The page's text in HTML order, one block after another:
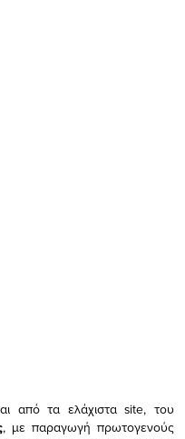
από τα ελάχισταsite, του
, με παραγωγή πρωτογενούς